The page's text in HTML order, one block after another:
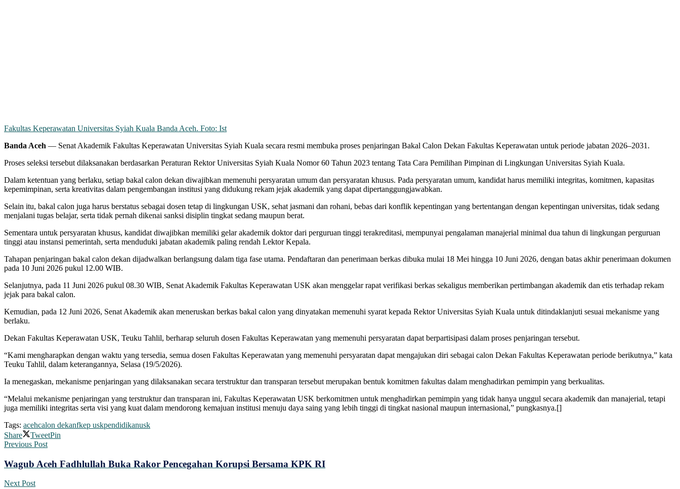
Fakultas Keperawatan Universitas Syiah Kuala Banda Aceh. Foto: Ist
Banda Aceh — Senat Akademik Fakultas Keperawatan Universitas Syiah Kuala secara resmi membuka proses penjaringan Bakal Calon Dekan Fakultas Keperawatan untuk periode jabatan 2026–2031.
Proses seleksi tersebut dilaksanakan berdasarkan Peraturan Rektor Universitas Syiah Kuala Nomor 60 Tahun 2023 tentang Tata Cara Pemilihan Pimpinan di Lingkungan Universitas Syiah Kuala.
Dalam ketentuan yang berlaku, setiap bakal calon dekan diwajibkan memenuhi persyaratan umum dan persyaratan khusus. Pada persyaratan umum, kandidat harus memiliki integritas, komitmen, kapasitas
kepemimpinan, serta kreativitas dalam pengembangan institusi yang didukung rekam jejak akademik yang dapat dipertanggungjawabkan.
Selain itu, bakal calon juga harus berstatus sebagai dosen tetap di lingkungan USK, sehat jasmani dan rohani, bebas dari konflik kepentingan yang bertentangan dengan kepentingan universitas, tidak sedang
menjalani tugas belajar, serta tidak pernah dikenai sanksi disiplin tingkat sedang maupun berat.
Sementara untuk persyaratan khusus, kandidat diwajibkan memiliki gelar akademik doktor dari perguruan tinggi terakreditasi, mempunyai pengalaman manajerial minimal dua tahun di lingkungan perguruan
tinggi atau instansi pemerintah, serta menduduki jabatan akademik paling rendah Lektor Kepala.
Tahapan penjaringan bakal calon dekan dijadwalkan berlangsung dalam tiga fase utama. Pendaftaran dan penerimaan berkas dibuka mulai 18 Mei hingga 10 Juni 2026, dengan batas akhir penerimaan dokumen
pada 10 Juni 2026 pukul 12.00 WIB.
Selanjutnya, pada 11 Juni 2026 pukul 08.30 WIB, Senat Akademik Fakultas Keperawatan USK akan menggelar rapat verifikasi berkas sekaligus memberikan pertimbangan akademik dan etis terhadap rekam
jejak para bakal calon.
Kemudian, pada 12 Juni 2026, Senat Akademik akan meneruskan berkas bakal calon yang dinyatakan memenuhi syarat kepada Rektor Universitas Syiah Kuala untuk ditindaklanjuti sesuai mekanisme yang
berlaku.
Dekan Fakultas Keperawatan USK, Teuku Tahlil, berharap seluruh dosen Fakultas Keperawatan yang memenuhi persyaratan dapat berpartisipasi dalam proses penjaringan tersebut.
“Kami mengharapkan dengan waktu yang tersedia, semua dosen Fakultas Keperawatan yang memenuhi persyaratan dapat mengajukan diri sebagai calon Dekan Fakultas Keperawatan periode berikutnya,” kata
Teuku Tahlil, dalam keterangannya, Selasa (19/5/2026).
Ia menegaskan, mekanisme penjaringan yang dilaksanakan secara terstruktur dan transparan tersebut merupakan bentuk komitmen fakultas dalam menghadirkan pemimpin yang berkualitas.
“Melalui mekanisme penjaringan yang terstruktur dan transparan ini, Fakultas Keperawatan USK berkomitmen untuk menghadirkan pemimpin yang tidak hanya unggul secara akademik dan manajerial, tetapi
juga memiliki integritas serta visi yang kuat dalam mendorong kemajuan institusi menuju daya saing yang lebih tinggi di tingkat nasional maupun internasional,” pungkasnya.[]
Tags: acehcalon dekanfkep uskpendidikanusk
Share
TweetPin
Previous Post
Wagub Aceh Fadhlullah Buka Rakor Pencegahan Korupsi Bersama KPK RI
Next Post